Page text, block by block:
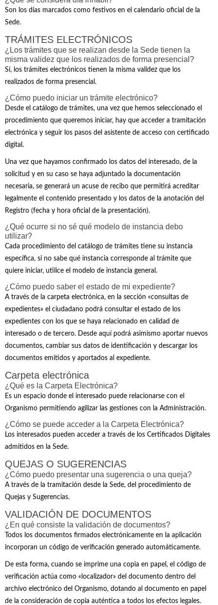
Son los días marcados como festivos en el calendario oficial de la
Sede.
TRÁMITES ELECTRÓNICOS
¿Los trámites que se realizan desde la Sede tienen la
misma validez que los realizados de forma presencial?
Sí, los trámites electrónicos tienen la misma validez que los
realizados de forma presencial.
¿Cómo puedo iniciar un trámite electrónico?
Desde el catálogo de trámites, una vez que hemos seleccionado el
procedimiento que queremos iniciar, hay que acceder a tramitación
electrónica y seguir los pasos del asistente de acceso con certificado
digital.
Una vez que hayamos confirmado los datos del interesado, de la
solicitud y en su caso se haya adjuntado la documentación
necesaria, se generará un acuse de recibo que permitirá acreditar
legalmente el contenido presentado y los datos de la anotación del
Registro (fecha y hora oficial de la presentación).
¿Qué ocurre si no sé qué modelo de instancia debo
utilizar?
Cada procedimiento del catálogo de trámites tiene su instancia
específica, si no sabe qué instancia corresponde al trámite que
quiere iniciar, utilice el modelo de instancia general.
¿Cómo puedo saber el estado de mi expediente?
A través de la carpeta electrónica, en la sección «consultas de
expedientes» el ciudadano podrá consultar el estado de los
expedientes con los que se haya relacionado en calidad de
interesado o de tercero. Desde aquí podrá asimismo aportar nuevos
documentos, cambiar sus datos de identificación y descargar los
documentos emitidos y aportados al expediente.
Carpeta electrónica
¿Qué es la Carpeta Electrónica?
Es un espacio donde el interesado puede relacionarse con el
Organismo permitiendo agilizar las gestiones con la Administración.
¿Cómo se puede acceder a la Carpeta Electrónica?
Los interesados pueden acceder a través de los Certificados Digitales
admitidos en la Sede.
QUEJAS O SUGERENCIAS
¿Cómo puedo presentar una sugerencia o una queja?
A través de la tramitación desde la Sede, del procedimiento de
Quejas y Sugerencias.
VALIDACIÓN DE DOCUMENTOS
¿En qué consiste la validación de documentos?
Todos los documentos firmados electrónicamente en la aplicación
incorporan un código de verificación generado automáticamente.
De esta forma, cuando se imprime una copia en papel, el código de
verificación actúa como «localizador» del documento dentro del
archivo electrónico del Organismo, dotando al documento en papel
de la consideración de copia auténtica a todos los efectos legales.